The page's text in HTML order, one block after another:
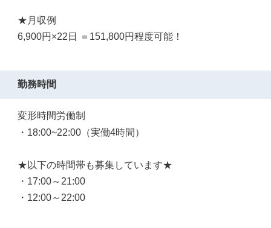
★月収例
6,900円×22日 ＝151,800円程度可能！
勤務時間
変形時間労働制
・18:00~22:00（実働4時間）
★以下の時間帯も募集しています★
・17:00～21:00
・12:00～22:00